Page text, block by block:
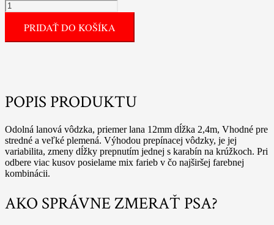
PRIDAŤ DO KOŠÍKA
POPIS PRODUKTU
Odolná lanová vôdzka, priemer lana 12mm dĺžka 2,4m, Vhodné pre
stredné a veľké plemená. Výhodou prepínacej vôdzky, je jej
variabilita, zmeny dĺžky prepnutím jednej s karabín na krúžkoch. Pri
odbere viac kusov posielame mix farieb v čo najširšej farebnej
kombinácii.
AKO SPRÁVNE ZMERAŤ PSA?